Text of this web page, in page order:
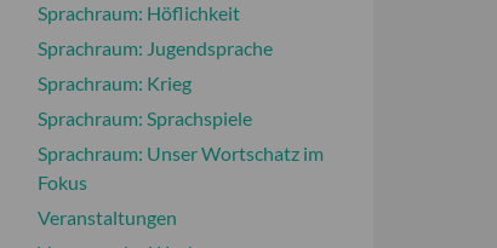
Sprachraum: Höflichkeit
Sprachraum: Jugendsprache
Sprachraum: Krieg
Sprachraum: Sprachspiele
Sprachraum: Unser Wortschatz im
Fokus
Veranstaltungen